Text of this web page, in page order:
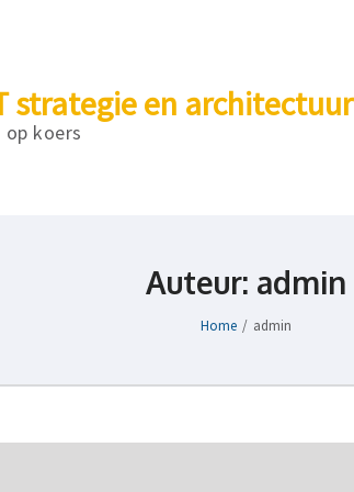
strategie en architectuur
op koers
Auteur: admin
Home / admin